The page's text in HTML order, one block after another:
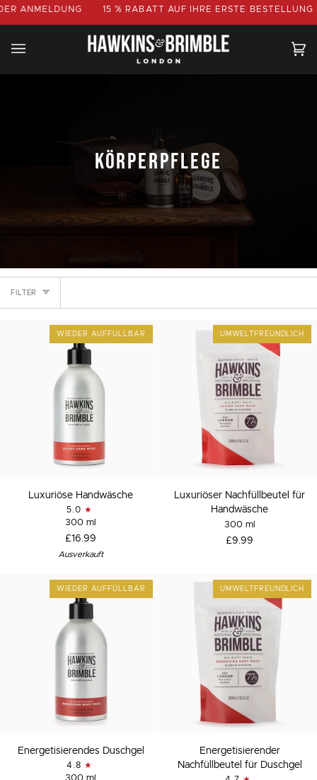
Direkt
15 % RABATT AUF IHRE ERSTE BESTELLUNG BEI
KÖRPERPFLEGE
FILTER
WIEDER AUFFÜLLBAR
Luxuriöse
Luxuriöse Handwäsche
5.0
300 ml
£16.99
Ausverkauft
UMWELTFREUNDLICH
Luxuriöser
Nachfüllbeutel
Luxuriöser Nachfüllbeutel für
Handwäsche
300 ml
£9.99
WIEDER AUFFÜLLBAR
Energetisierendes
Duschgel
Energetisierendes Duschgel
4.8
300 ml
UMWELTFREUNDLICH
Energetisierender
Nachfüllbeutel
Energetisierender
Nachfüllbeutel für Duschgel